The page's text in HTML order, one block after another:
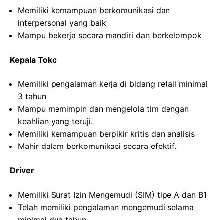
Memiliki kemampuan berkomunikasi dan
interpersonal yang baik
Mampu bekerja secara mandiri dan berkelompok
Kepala Toko
Memiliki pengalaman kerja di bidang retail minimal
3 tahun
Mampu memimpin dan mengelola tim dengan
keahlian yang teruji.
Memiliki kemampuan berpikir kritis dan analisis
Mahir dalam berkomunikasi secara efektif.
Driver
Memiliki Surat Izin Mengemudi (SIM) tipe A dan B1
Telah memiliki pengalaman mengemudi selama